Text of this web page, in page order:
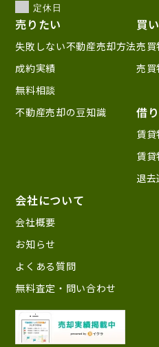
定休日
売りたい
失敗しない不動産売却方法
成約実績
無料相談
不動産売却の豆知識
買
売買
売買
借
賃
賃
退去
会社について
会社概要
お知らせ
よくある質問
無料査定・問い合わせ